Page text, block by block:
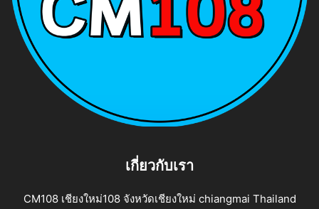
เกี่ยวกับเรา
CM108 เชียงใหม่108 จังหวัดเชียงใหม่ chiangmai Thailand